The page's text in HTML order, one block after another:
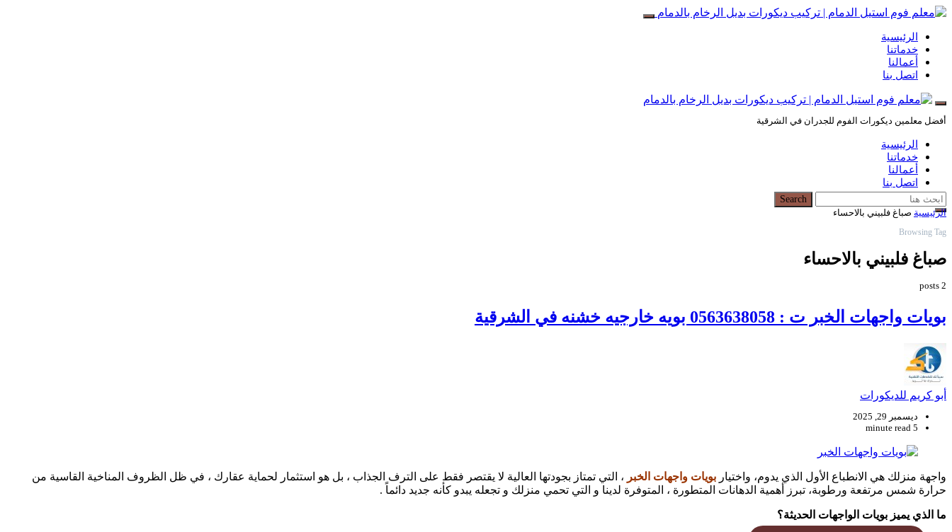
الرئيسية
خدماتنا
أعمالنا
اتصل بنا
أفضل معلمين ديكورات الفوم للجدران في الشرقية
الرئيسية
خدماتنا
أعمالنا
اتصل بنا
Search for:
Search
الرئيسية صباغ فلبيني بالاحساء
Browsing Tag
صباغ فلبيني بالاحساء
2 posts
بويات واجهات الخبر ت : 0563638058 بويه خارجيه خشنه في الشرقية
أبو كريم للديكورات
ديسمبر 29, 2025
5 minute read
واجهة منزلك هي الانطباع الأول الذي يدوم، واختيار بويات واجهات الخبر ، التي تمتاز بجودتها العالية لا يقتصر فقط على الترف الجذاب ، بل هو استثمار لحماية عقارك ، في ظل الظروف المناخية القاسية من
حرارة شمس مرتفعة ورطوبة، تبرز أهمية الدهانات المتطورة ، المتوفرة لدينا و التي تحمي منزلك و تجعله يبدو كأنه جديد دائماً .
​ما الذي يميز بويات الواجهات الحديثة؟